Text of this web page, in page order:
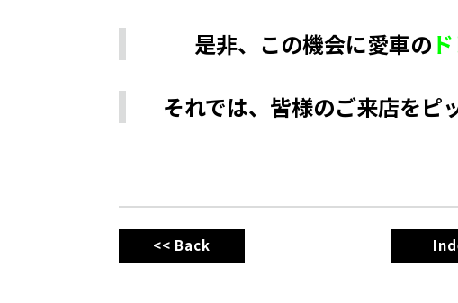
是非、この機会に愛車の
それでは、皆様のご来店をピ
<< Back